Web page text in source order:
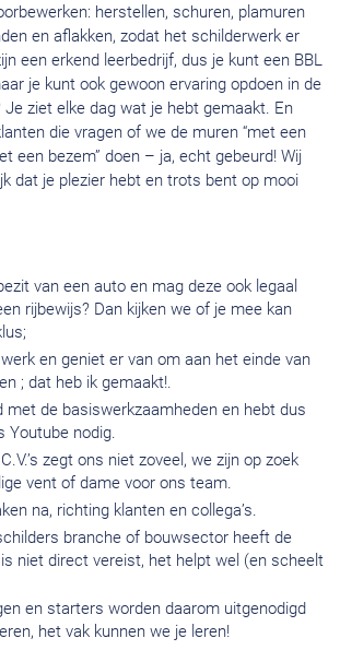
herstellen, schuren, plamuren
en aflakken, zodat het schilderwerk er
een erkend leerbedrijf, dus je kunt een BBL
je kunt ook gewoon ervaring opdoen in de
Je ziet elke dag wat je hebt gemaakt. En
die vragen of we de muren “met een
een bezem” doen – ja, echt gebeurd! Wij
dat je plezier hebt en trots bent op mooi
van een auto en mag deze ook legaal
rijbewijs? Dan kijken we of je mee kan
en geniet er van om aan het einde van
; dat heb ik gemaakt!.
met de basiswerkzaamheden en hebt dus
Youtube nodig.
C.V.’s zegt ons niet zoveel, we zijn op zoek
vent of dame voor ons team.
na, richting klanten en collega’s.
branche of bouwsector heeft de
niet direct vereist, het helpt wel (en scheelt
en starters worden daarom uitgenodigd
het vak kunnen we je leren!